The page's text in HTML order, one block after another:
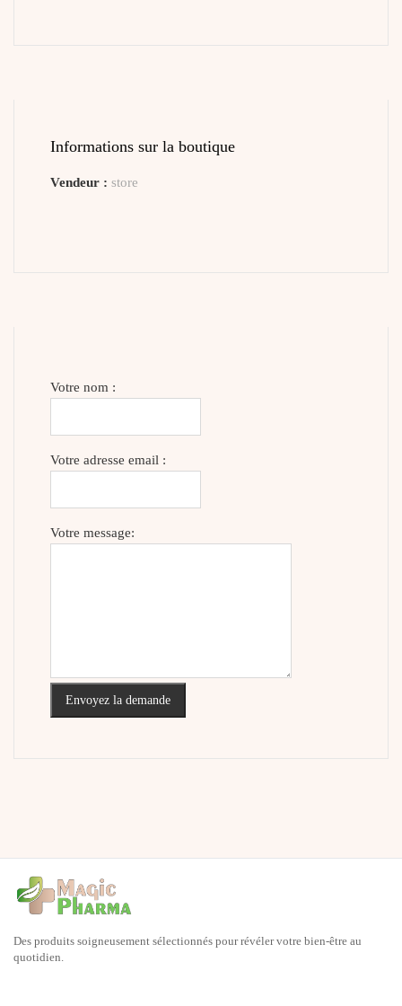
Informations sur la boutique
Vendeur : store
Votre nom :
Votre adresse email :
Votre message:
Envoyez la demande
Des produits soigneusement sélectionnés pour révéler votre bien-être au
quotidien.